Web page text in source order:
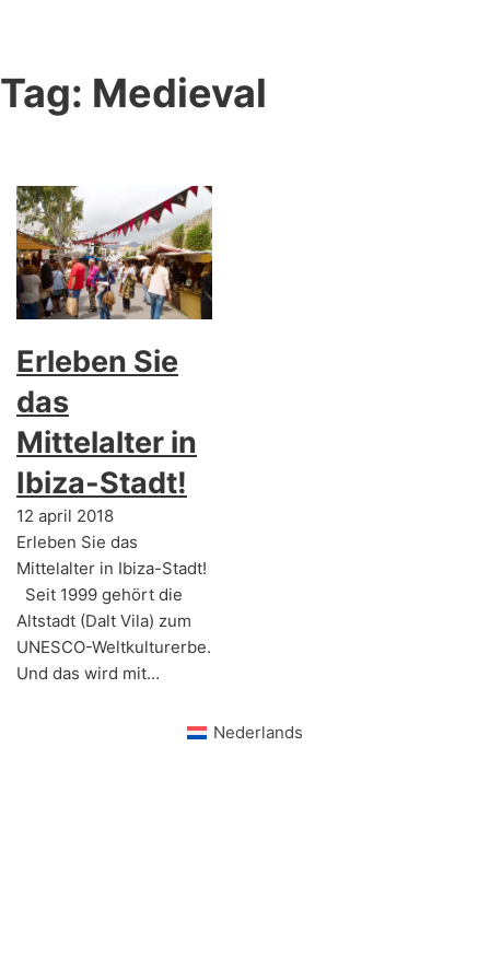
Tag: Medieval
Erleben Sie
das
Mittelalter in
Ibiza-Stadt!
12 april 2018
Erleben Sie das
Mittelalter in Ibiza-Stadt!
Seit 1999 gehört die
Altstadt (Dalt Vila) zum
UNESCO-Weltkulturerbe.
Und das wird mit…
Nederlands